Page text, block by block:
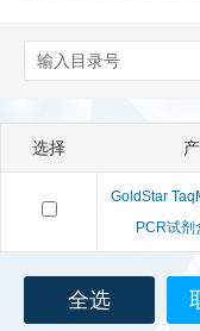
选择
GoldStar
PCR试剂
全选